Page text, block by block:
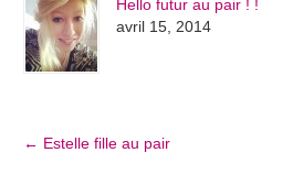
Hello futur au pair ! !
avril 15, 2014
← Estelle fille au pair